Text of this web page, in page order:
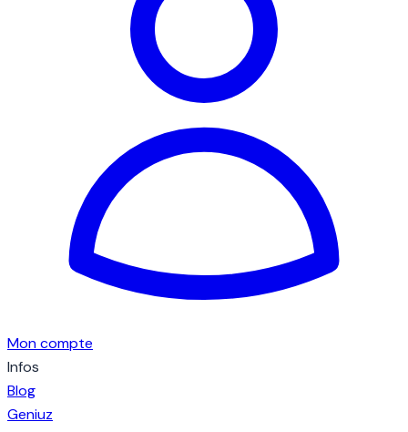
Mon compte
Infos
Blog
Geniuz